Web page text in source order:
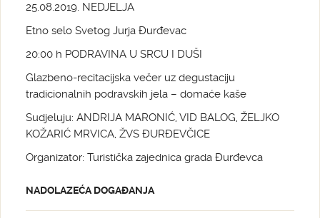
25.08.2019. NEDJELJA
Etno selo Svetog Jurja Đurđevac
20:00 h PODRAVINA U SRCU I DUŠI
Glazbeno-recitacijska večer uz degustaciju
tradicionalnih podravskih jela – domaće kaše
Sudjeluju: ANDRIJA MARONIĆ, VID BALOG, ŽELJKO
KOŽARIĆ MRVICA, ŽVS ĐURĐEVČICE
Organizator: Turistička zajednica grada Đurđevca
NADOLAZEĆA DOGAĐANJA